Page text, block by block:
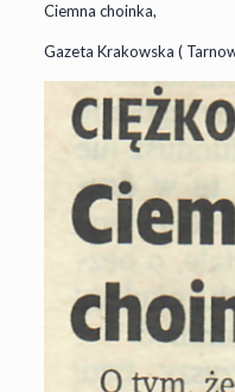
Ciemna choinka,
Gazeta Krakowska (